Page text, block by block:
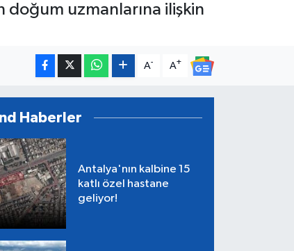
doğum uzmanlarına ilişkin
A- A+
Haberler
Antalya'nın kalbine 15
katlı özel hastane
geliyor!